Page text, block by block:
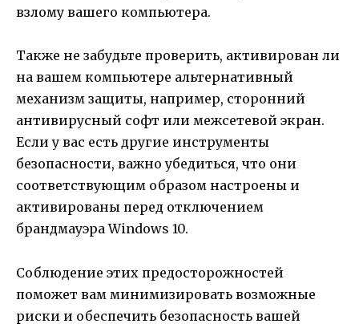
взлому вашего компьютера.
Также не забудьте проверить, активирован ли
на вашем компьютере альтернативный
механизм защиты, например, сторонний
антивирусный софт или межсетевой экран.
Если у вас есть другие инструменты
безопасности, важно убедиться, что они
соответствующим образом настроены и
активированы перед отключением
брандмауэра Windows 10.
Соблюдение этих предосторожностей
поможет вам минимизировать возможные
риски и обеспечить безопасность вашей